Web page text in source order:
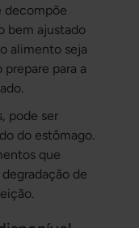
decompõe
bem ajustado
alimento seja
para a
pode ser
do estômago.
que
de